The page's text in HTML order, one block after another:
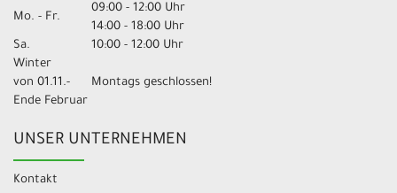
Mo. - Fr.
09:00 - 12:00 Uhr
14:00 - 18:00 Uhr
Sa.
10:00 - 12:00 Uhr
Winter
von 01.11.-
Ende Februar
Montags geschlossen!
UNSER UNTERNEHMEN
Kontakt